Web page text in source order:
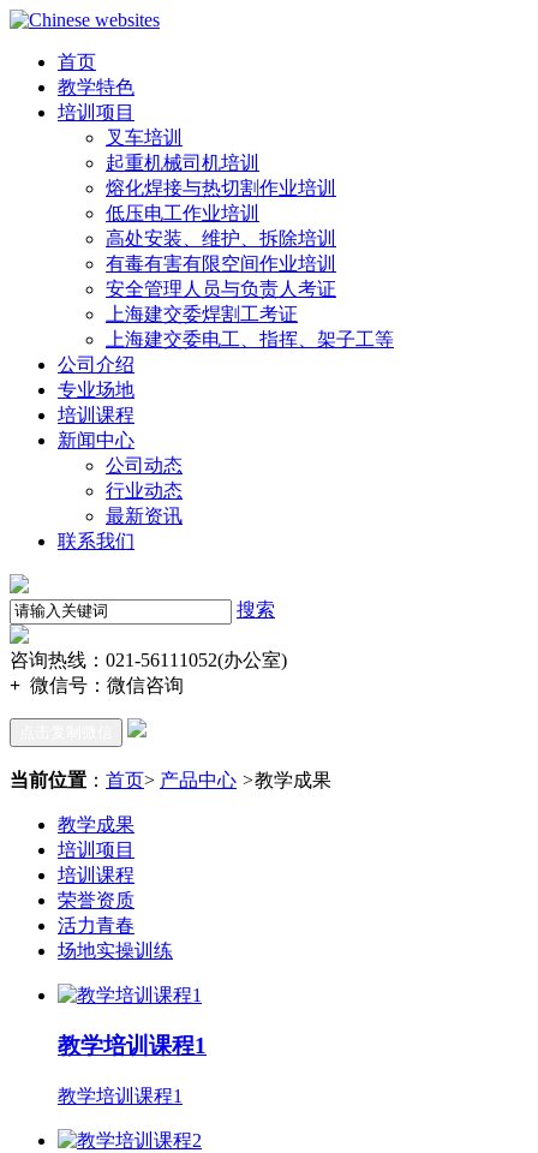
首页
教学特色
培训项目
叉车培训
起重机械司机培训
熔化焊接与热切割作业培训
低压电工作业培训
高处安装、维护、拆除培训
有毒有害有限空间作业培训
安全管理人员与负责人考证
上海建交委焊割工考证
上海建交委电工、指挥、架子工等
公司介绍
专业场地
培训课程
新闻中心
公司动态
行业动态
最新资讯
联系我们
搜索
咨询热线：021-56111052(办公室)
+ 微信号： 微信咨询
当前位置 ： 首页> 产品中心 >教学成果
教学成果
培训项目
培训课程
荣誉资质
活力青春
场地实操训练
教学培训课程1
教学培训课程1